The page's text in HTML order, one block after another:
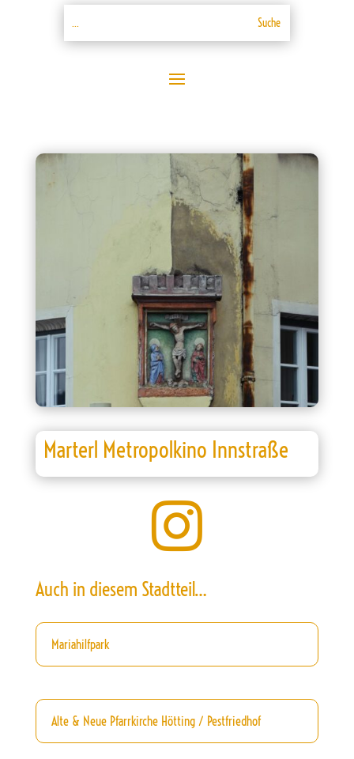
Marterl Metropolkino Innstraße

Auch in diesem Stadtteil…
Mariahilfpark
Alte & Neue Pfarrkirche Hötting / Pestfriedhof